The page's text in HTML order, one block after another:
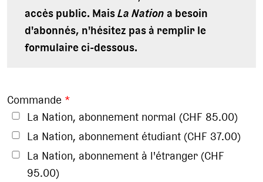
accès public. MaisLa Nationa besoin
d'abonnés, n'hésitez pas à remplir le
formulaire ci-dessous.
Commande *
La Nation, abonnement normal (CHF 85.00)
La Nation, abonnement étudiant (CHF 37.00)
La Nation, abonnement à l'étranger (CHF
95.00)